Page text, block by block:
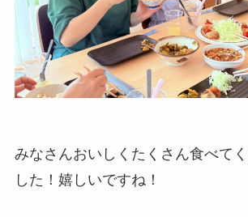
みなさんおいしくたくさん食べて
した！嬉しいですね！